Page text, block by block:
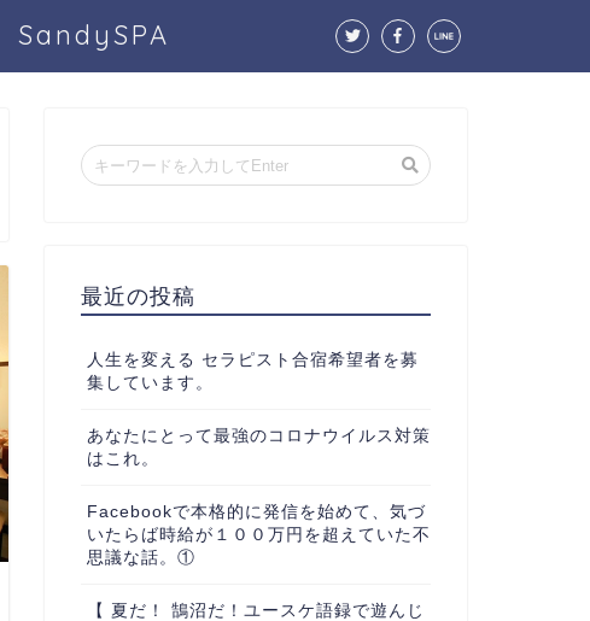
SandySPA
最近の投稿
人生を変える セラピスト合宿希望者を募
集しています。
あなたにとって最強のコロナウイルス対策
はこれ。
Facebookで本格的に発信を始めて、気づ
いたらば時給が１００万円を超えていた不
思議な話。①
【 夏だ！ 鵠沼だ！ユースケ語録で遊んじ